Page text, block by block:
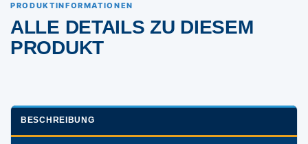
PRODUKTINFORMATIONEN
ALLE DETAILS ZU DIESEM
PRODUKT
BESCHREIBUNG